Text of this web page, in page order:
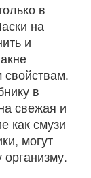
в
на
и
свойствам.
в
свежая и
как смузи
могут